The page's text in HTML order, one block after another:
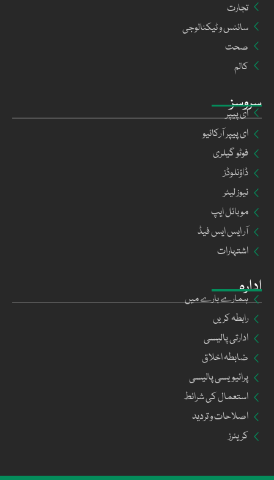
ادارہ
ہمارے بارے میں
رابطہ کریں
ادارتی پالیسی
ضابطہ اخلاق
پرائیویسی پالیسی
استعمال کی شرائط
اصلاحات و تردید
کریئرز
سروسز
ای پیپر
ای پیپر آرکائیو
فوٹو گیلری
ڈاؤنلوڈز
نیوز لیٹر
موبائل ایپ
آر ایس ایس فیڈ
اشتہارات
تجارت
سائنس و ٹیکنالوجی
صحت
کالم